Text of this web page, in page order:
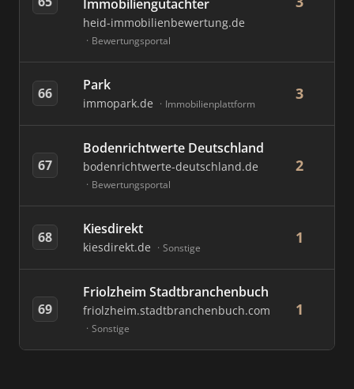
Immobiliengutachter
heid-immobilienbewertung.de
Bewertungsportal
66 Park
immopark.de Immobilienplattform
3
67
Bodenrichtwerte Deutschland
bodenrichtwerte-deutschland.de
Bewertungsportal
2
68 Kiesdirekt
kiesdirekt.de Sonstige
1
69
Friolzheim Stadtbranchenbuch
friolzheim.stadtbranchenbuch.com
Sonstige
1